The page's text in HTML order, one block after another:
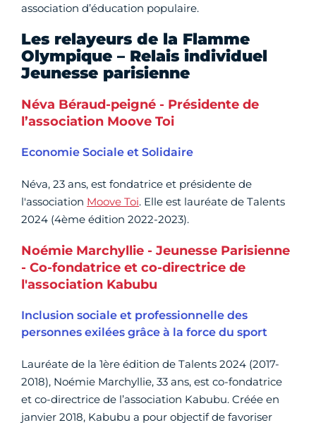
association d’éducation populaire.
Les relayeurs de la Flamme
Olympique – Relais individuel
Jeunesse parisienne
Néva Béraud-peigné - Présidente de
l’association Moove Toi
Economie Sociale et Solidaire
Néva, 23 ans, est fondatrice et présidente de
l'association Moove Toi. Elle est lauréate de Talents
2024 (4ème édition 2022-2023).
Noémie Marchyllie - Jeunesse Parisienne
- Co-fondatrice et co-directrice de
l'association Kabubu
Inclusion sociale et professionnelle des
personnes exilées grâce à la force du sport
Lauréate de la 1ère édition de Talents 2024 (2017-
2018), Noémie Marchyllie, 33 ans, est co-fondatrice
et co-directrice de l’association Kabubu. Créée en
janvier 2018, Kabubu a pour objectif de favoriser